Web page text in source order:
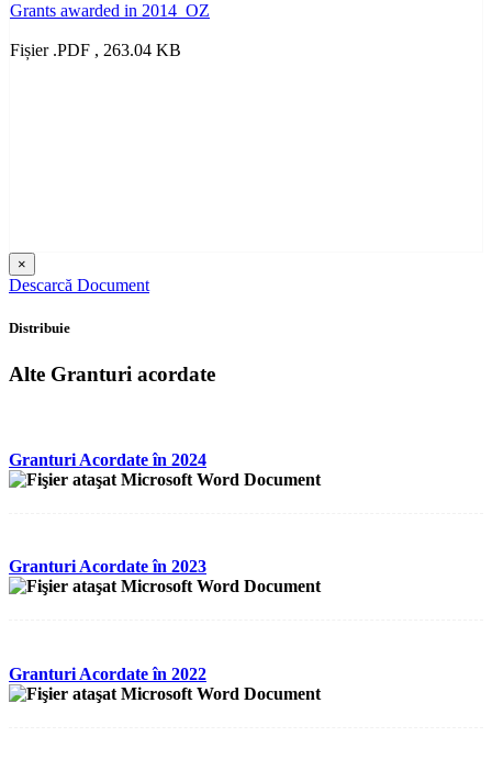
Grants awarded in 2014_OZ
Fișier .PDF , 263.04 KB
×
Descarcă Document
Distribuie
Alte Granturi acordate
Granturi Acordate în 2024
Granturi Acordate în 2023
Granturi Acordate în 2022